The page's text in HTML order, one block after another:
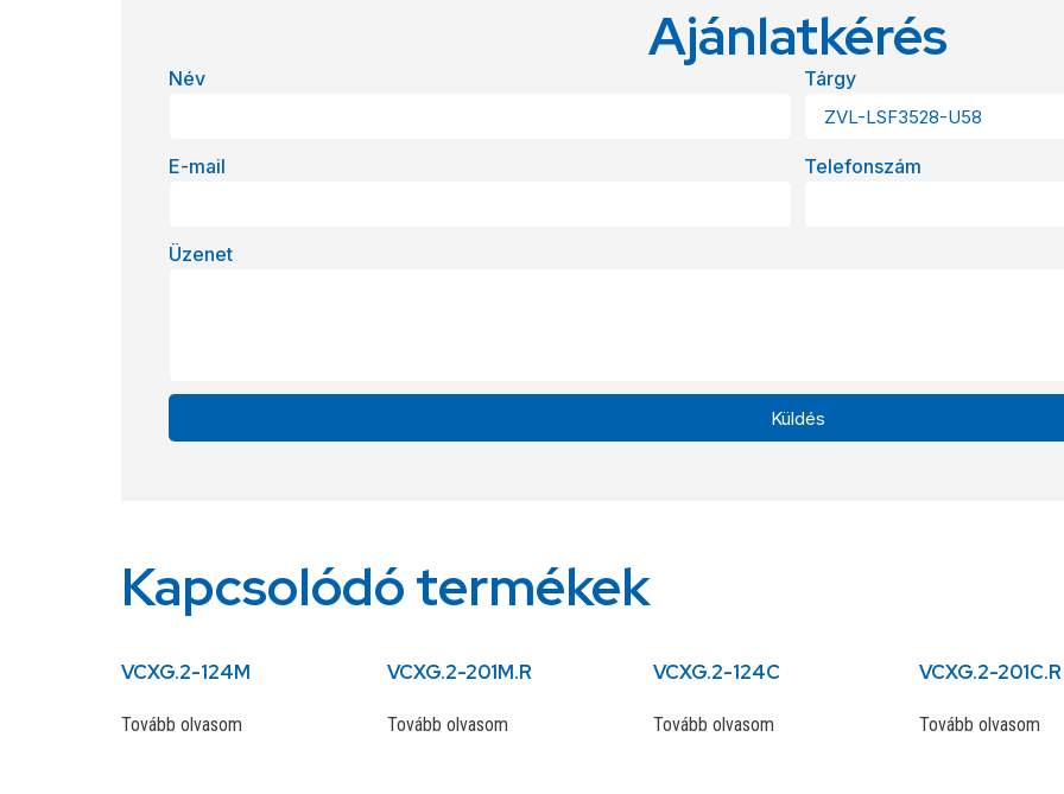
Ajánlatkérés
Név Tárgy
E-mail Telefonszám
Üzenet
Küldés
Kapcsolódó termékek
VCXG.2-124M
Tovább olvasom
VCXG.2-201M.R
Tovább olvasom
VCXG.2-124C
Tovább olvasom
VCXG.2-201C.R
Tovább olvasom